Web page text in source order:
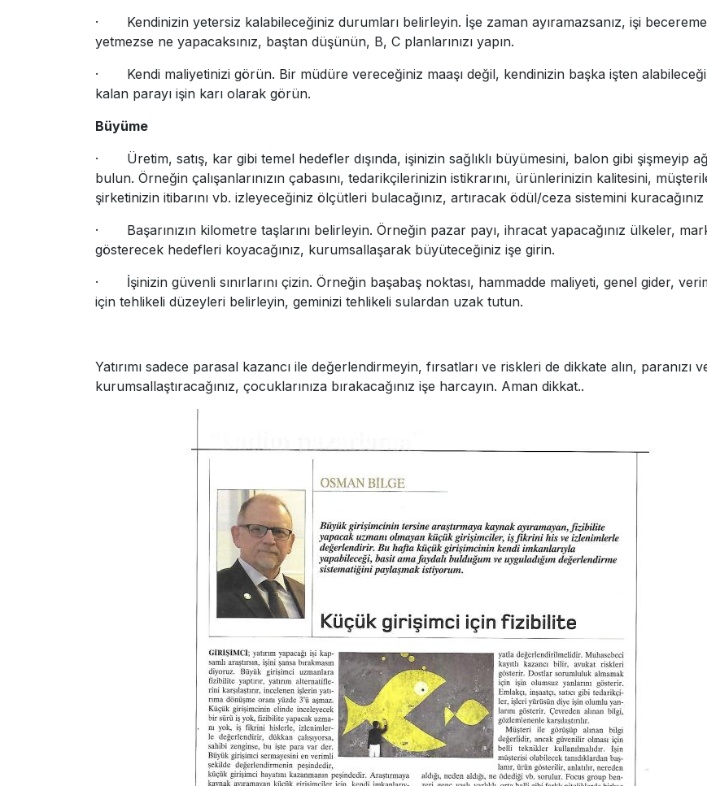
· Kendinizin yetersiz kalabileceğiniz durumları belirleyin. İşe zaman ayıramazsanız, işi
yetmezse ne yapacaksınız, baştan düşünün, B, C planlarınızı yapın.
· Kendi maliyetinizi görün. Bir müdüre vereceğiniz maaşı değil, kendinizin başka işten
kalan parayı işin karı olarak görün.
Büyüme
· Üretim, satış, kar gibi temel hedefler dışında, işinizin sağlıklı büyümesini, balon gibi şişmeyip
bulun. Örneğin çalışanlarınızın çabasını, tedarikçilerinizin istikrarını, ürünlerinizin kalitesini,
şirketinizin itibarını vb. izleyeceğiniz ölçütleri bulacağınız, artıracak ödül/ceza sistemini kuracağınız
· Başarınızın kilometre taşlarını belirleyin. Örneğin pazar payı, ihracat yapacağınız ülkeler,
gösterecek hedefleri koyacağınız, kurumsallaşarak büyüteceğiniz işe girin.
· İşinizin güvenli sınırlarını çizin. Örneğin başabaş noktası, hammadde maliyeti, genel gider,
için tehlikeli düzeyleri belirleyin, geminizi tehlikeli sulardan uzak tutun.
Yatırımı sadece parasal kazancı ile değerlendirmeyin, fırsatları ve riskleri de dikkate alın, paranızı
kurumsallaştıracağınız, çocuklarınıza bırakacağınız işe harcayın. Aman dikkat..